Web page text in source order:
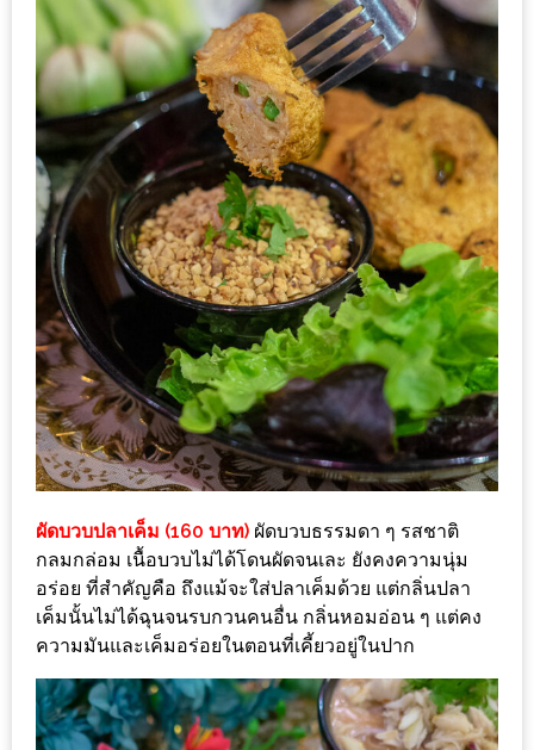
ตัว
ประกาศ
ผล
ผู้
โชค
ดี
กับ
น้า
ครั้ง
ที่
1
พา
มา
ม่วน
กั๋น
บน
รวม
ผัดบวบปลาเค็ม (160 บาท) ผัดบวบธรรมดา ๆ รสชาติ
กลมกล่อม เนื้อบวบไม่ได้โดนผัดจนเละ ยังคงความนุ่ม
อร่อย ที่สำคัญคือ ถึงแม้จะใส่ปลาเค็มด้วย แต่กลิ่นปลา
เค็มนั้นไม่ได้ฉุนจนรบกวนคนอื่น กลิ่นหอมอ่อน ๆ แต่คง
ความมันและเค็มอร่อยในตอนที่เคี้ยวอยู่ในปาก